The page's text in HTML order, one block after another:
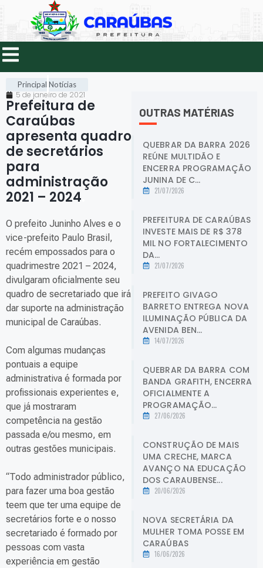
Principal Notícias
5 de janeiro de 2021
Prefeitura de
Caraúbas
apresenta quadro
de secretários
para
administração
2021 – 2024
O prefeito Juninho Alves e o
vice-prefeito Paulo Brasil,
recém empossados para o
quadrimestre 2021 – 2024,
divulgaram oficialmente seu
quadro de secretariado que irá
dar suporte na administração
municipal de Caraúbas.
Com algumas mudanças
pontuais a equipe
administrativa é formada por
profissionais experientes e,
que já mostraram
competência na gestão
passada e/ou mesmo, em
outras gestões municipais.
“Todo administrador público,
para fazer uma boa gestão
teem que ter uma equipe de
secretários forte e o nosso
secretariado é formado por
pessoas com vasta
experiência em gestão
OUTRAS MATÉRIAS
QUEBRAR DA BARRA 2026
REÚNE MULTIDÃO E
ENCERRA PROGRAMAÇÃO
JUNINA DE C...
21/07/2026
PREFEITURA DE CARAÚBAS
INVESTE MAIS DE R$ 378
MIL NO FORTALECIMENTO
DA...
21/07/2026
PREFEITO GIVAGO
BARRETO ENTREGA NOVA
ILUMINAÇÃO PÚBLICA DA
AVENIDA BEN...
14/07/2026
QUEBRAR DA BARRA COM
BANDA GRAFITH, ENCERRA
OFICIALMENTE A
PROGRAMAÇÃO...
27/06/2026
CONSTRUÇÃO DE MAIS
UMA CRECHE, MARCA
AVANÇO NA EDUCAÇÃO
DOS CARAUBENSE...
20/06/2026
NOVA SECRETÁRIA DA
MULHER TOMA POSSE EM
CARAÚBAS
16/06/2026